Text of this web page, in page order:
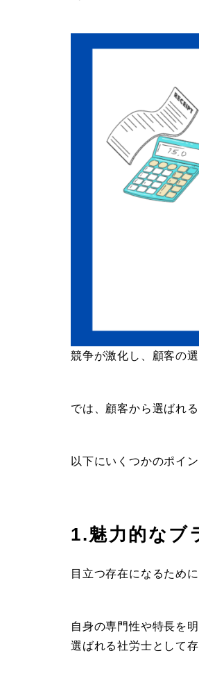
競争が激化し、顧客の
では、顧客から選ばれ
以下にいくつかのポイ
1.魅力的なブ
目立つ存在になるため
自身の専門性や特長を
選ばれる社労士として